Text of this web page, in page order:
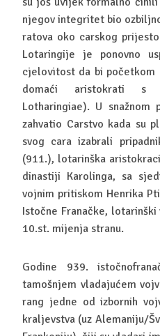
njegov integritet bio
ratova oko carskog
Lotaringije je ponovno
cjelovitost da bi početkom
domaći aristokrati s
Lotharingiae). U
zahvatio Carstvo kada su
svog cara izabrali
(911.), lotarinška
dinastiji Karolinga, sa
vojnim pritiskom Henrika
Istočne Franačke,
10.st. mijenja stranu.
Godine 939.
tamošnjem vladajućem
rang jedne od izbornih
kraljevstva (uz Alemaniju/